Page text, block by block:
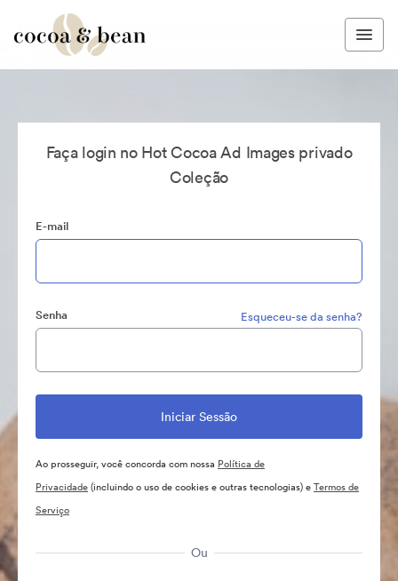
Faça login no Hot Cocoa Ad Images privado
Coleção
E-mail
Senha Esqueceu-se da senha?
Ao prosseguir, você concorda com nossa Política de
Privacidade(incluindo o uso de cookies e outras tecnologias) eTermos de
Serviço
Ou